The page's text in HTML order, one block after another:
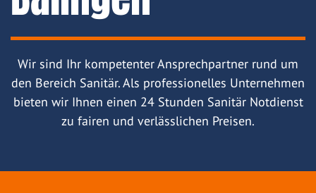
Wir sind Ihr kompetenter Ansprechpartner rund um
den Bereich Sanitär. Als professionelles Unternehmen
bieten wir Ihnen einen 24 Stunden Sanitär Notdienst
zu fairen und verlässlichen Preisen.